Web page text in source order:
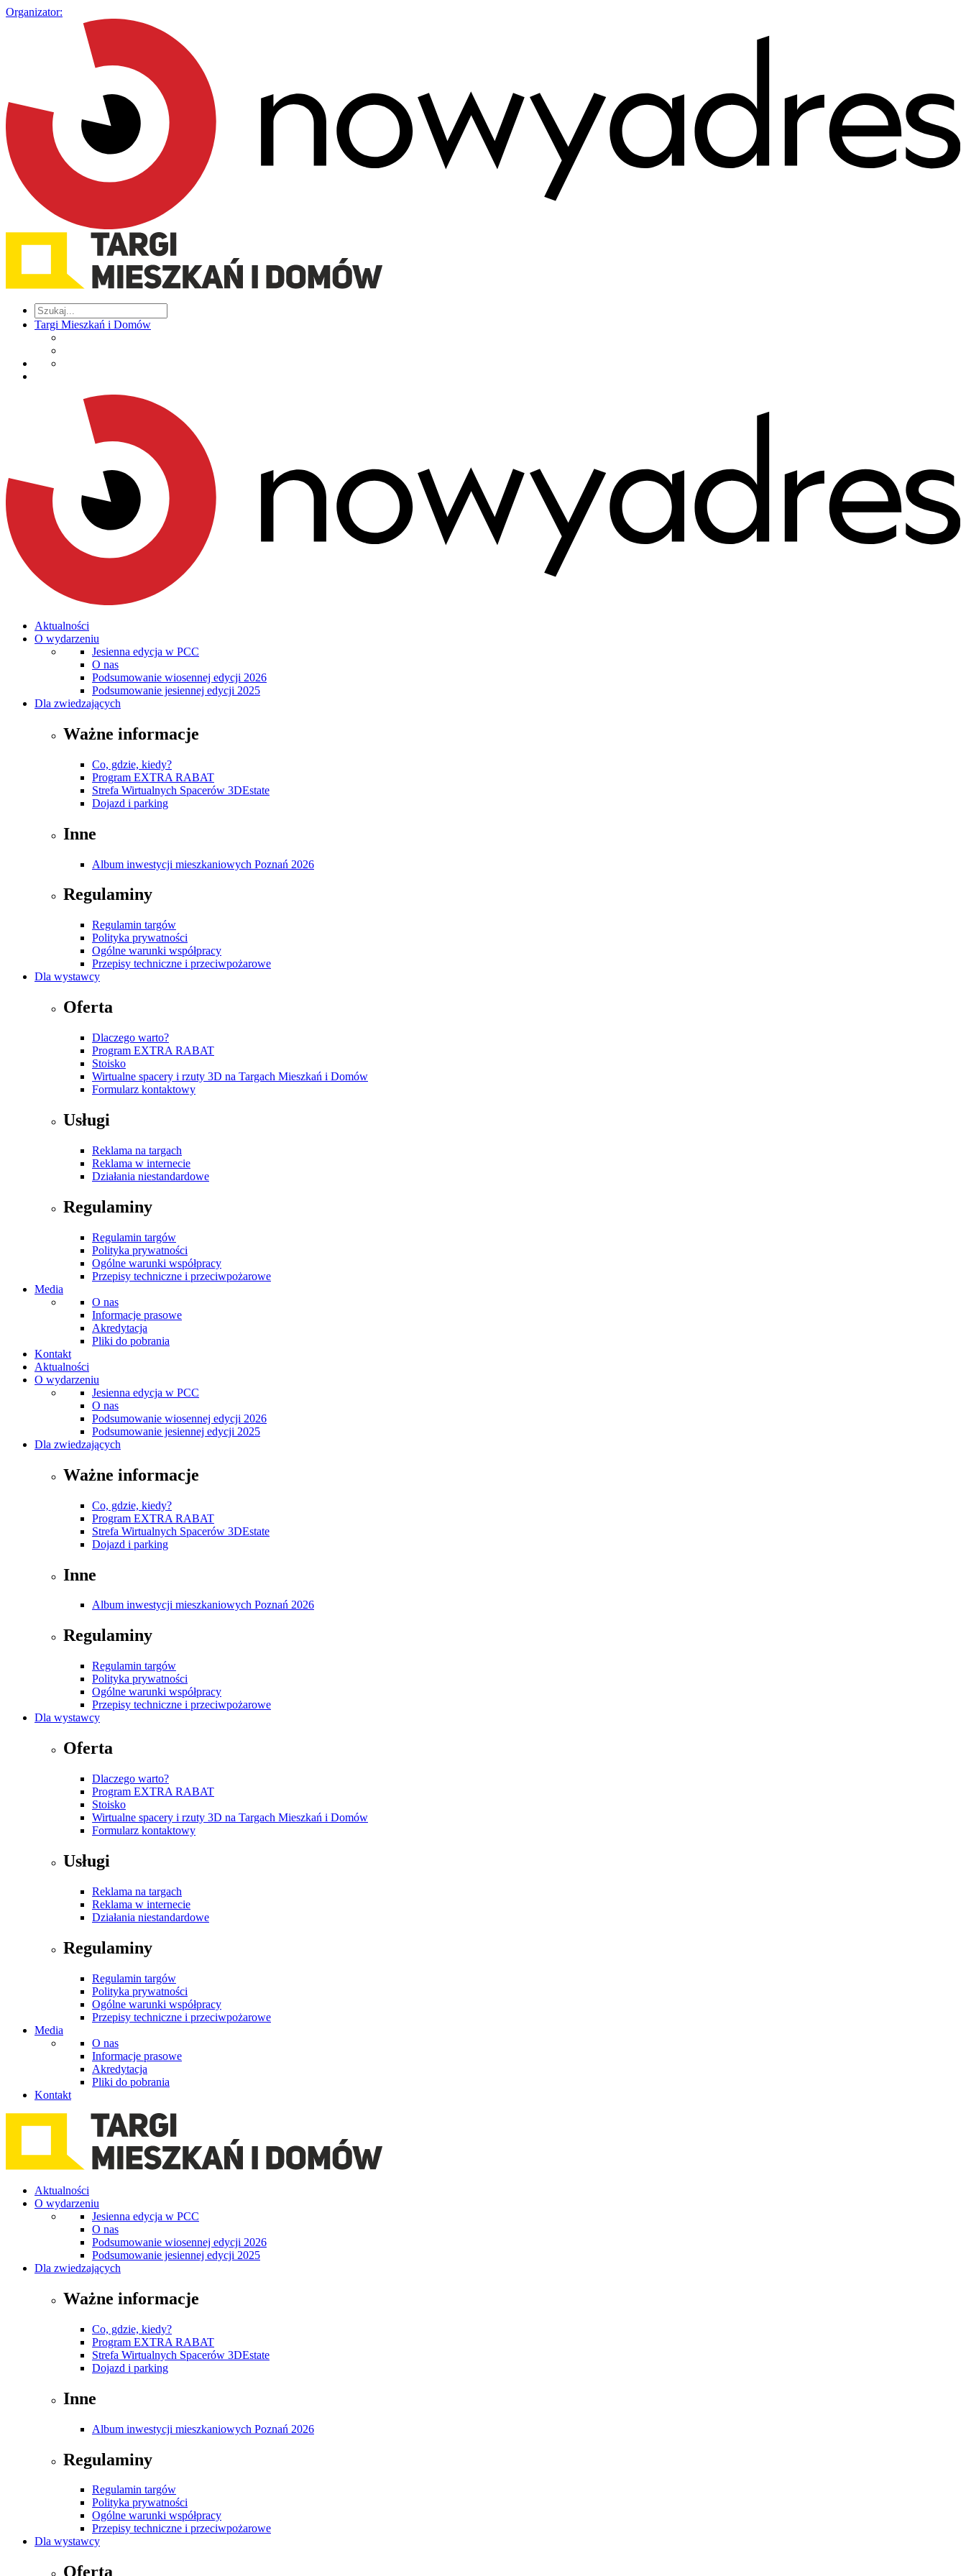
Organizator:
Targi Mieszkań i Domów
Aktualności
O wydarzeniu
Jesienna edycja w PCC
O nas
Podsumowanie wiosennej edycji 2026
Podsumowanie jesiennej edycji 2025
Dla zwiedzających
Ważne informacje
Co, gdzie, kiedy?
Program EXTRA RABAT
Strefa Wirtualnych Spacerów 3DEstate
Dojazd i parking
Inne
Album inwestycji mieszkaniowych Poznań 2026
Regulaminy
Regulamin targów
Polityka prywatności
Ogólne warunki współpracy
Przepisy techniczne i przeciwpożarowe
Dla wystawcy
Oferta
Dlaczego warto?
Program EXTRA RABAT
Stoisko
Wirtualne spacery i rzuty 3D na Targach Mieszkań i Domów
Formularz kontaktowy
Usługi
Reklama na targach
Reklama w internecie
Działania niestandardowe
Regulaminy
Regulamin targów
Polityka prywatności
Ogólne warunki współpracy
Przepisy techniczne i przeciwpożarowe
Media
O nas
Informacje prasowe
Akredytacja
Pliki do pobrania
Kontakt
Aktualności
O wydarzeniu
Jesienna edycja w PCC
O nas
Podsumowanie wiosennej edycji 2026
Podsumowanie jesiennej edycji 2025
Dla zwiedzających
Ważne informacje
Co, gdzie, kiedy?
Program EXTRA RABAT
Strefa Wirtualnych Spacerów 3DEstate
Dojazd i parking
Inne
Album inwestycji mieszkaniowych Poznań 2026
Regulaminy
Regulamin targów
Polityka prywatności
Ogólne warunki współpracy
Przepisy techniczne i przeciwpożarowe
Dla wystawcy
Oferta
Dlaczego warto?
Program EXTRA RABAT
Stoisko
Wirtualne spacery i rzuty 3D na Targach Mieszkań i Domów
Formularz kontaktowy
Usługi
Reklama na targach
Reklama w internecie
Działania niestandardowe
Regulaminy
Regulamin targów
Polityka prywatności
Ogólne warunki współpracy
Przepisy techniczne i przeciwpożarowe
Media
O nas
Informacje prasowe
Akredytacja
Pliki do pobrania
Kontakt
Aktualności
O wydarzeniu
Jesienna edycja w PCC
O nas
Podsumowanie wiosennej edycji 2026
Podsumowanie jesiennej edycji 2025
Dla zwiedzających
Ważne informacje
Co, gdzie, kiedy?
Program EXTRA RABAT
Strefa Wirtualnych Spacerów 3DEstate
Dojazd i parking
Inne
Album inwestycji mieszkaniowych Poznań 2026
Regulaminy
Regulamin targów
Polityka prywatności
Ogólne warunki współpracy
Przepisy techniczne i przeciwpożarowe
Dla wystawcy
Oferta